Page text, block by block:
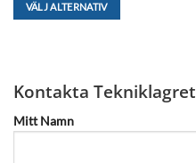
VÄLJ ALTERNATIV
har
flera
varianter.
Kontakta Tekniklagret
Mitt Namn